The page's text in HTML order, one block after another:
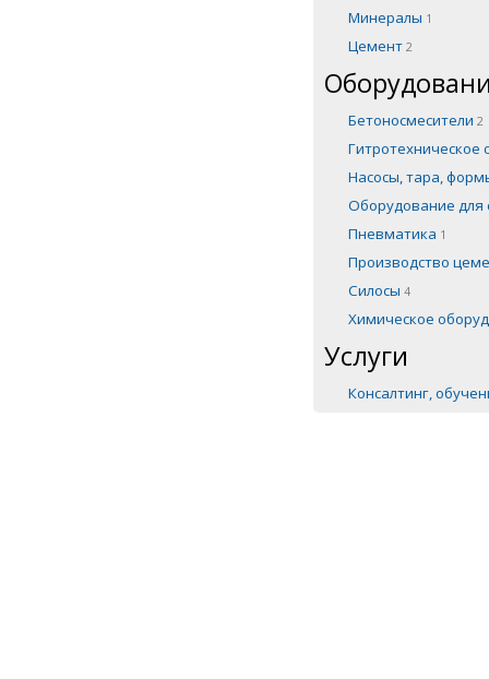
Минералы 1
Цемент 2
Бетоносмесители 2
Насосы, тара,
Оборудование для
Пневматика 1
Производство
Силосы 4
Химическое
Услуги
Консалтинг,